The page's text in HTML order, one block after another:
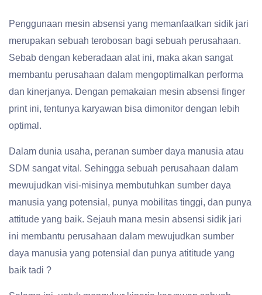
Penggunaan mesin absensi yang memanfaatkan sidik jari
merupakan sebuah terobosan bagi sebuah perusahaan.
Sebab dengan keberadaan alat ini, maka akan sangat
membantu perusahaan dalam mengoptimalkan performa
dan kinerjanya. Dengan pemakaian mesin absensi finger
print ini, tentunya karyawan bisa dimonitor dengan lebih
optimal.
Dalam dunia usaha, peranan sumber daya manusia atau
SDM sangat vital. Sehingga sebuah perusahaan dalam
mewujudkan visi-misinya membutuhkan sumber daya
manusia yang potensial, punya mobilitas tinggi, dan punya
attitude yang baik. Sejauh mana mesin absensi sidik jari
ini membantu perusahaan dalam mewujudkan sumber
daya manusia yang potensial dan punya atititude yang
baik tadi ?